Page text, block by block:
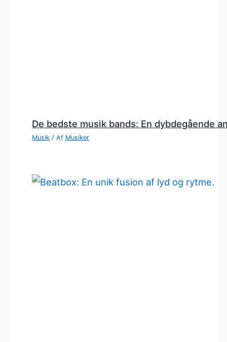
De bedste musik bands: En dybdegående
Musik / Af Musiker